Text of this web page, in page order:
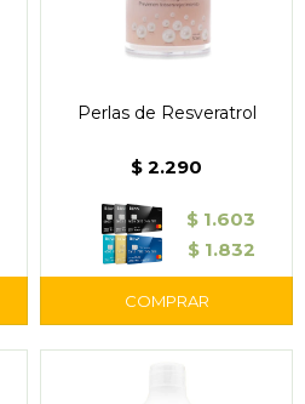
Perlas de Resveratrol
$ 2.290
$ 1.603
$ 1.832